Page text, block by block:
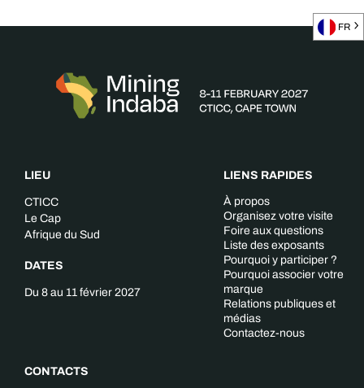
LIEU
CTICC
Le Cap
Afrique du Sud
DATES
Du 8 au 11 février 2027
CONTACTS
LIENS RAPIDES
À propos
Organisez votre visite
Foire aux questions
Liste des exposants
Pourquoi y participer ?
Pourquoi associer votre
marque
Relations publiques et
médias
Contactez-nous
FR